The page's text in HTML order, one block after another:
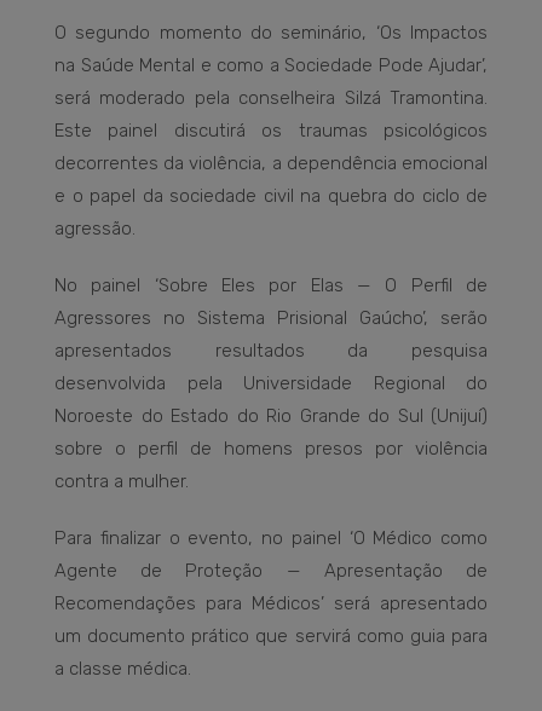
O segundo momento do seminário, ‘Os Impactos
na Saúde Mental e como a Sociedade Pode Ajudar’,
será moderado pela conselheira Silzá Tramontina.
Este painel discutirá os traumas psicológicos
decorrentes da violência, a dependência emocional
e o papel da sociedade civil na quebra do ciclo de
agressão.
No painel ‘Sobre Eles por Elas — O Perfil de
Agressores no Sistema Prisional Gaúcho’, serão
apresentados resultados da pesquisa
desenvolvida pela Universidade Regional do
Noroeste do Estado do Rio Grande do Sul (Unijuí)
sobre o perfil de homens presos por violência
contra a mulher.
Para finalizar o evento, no painel ‘O Médico como
Agente de Proteção — Apresentação de
Recomendações para Médicos’ será apresentado
um documento prático que servirá como guia para
a classe médica.